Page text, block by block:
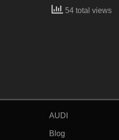
54 total views
AUDI
Blog